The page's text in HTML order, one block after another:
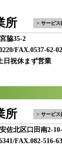
所 > サービス
脇35-2
/FAX.0537-62-
祝休まず営業
所 > サービス
佐北区口田南2-
/FAX.082-516-